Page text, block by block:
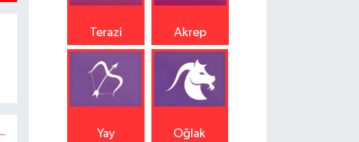
Terazi Akrep
Yay Oğlak